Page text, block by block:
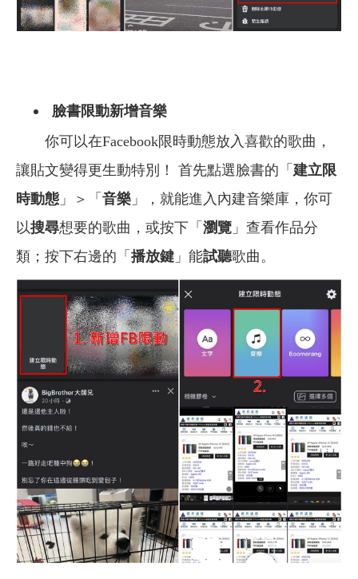
臉書限動新增音樂
你可以在Facebook限時動態放入喜歡的歌曲，
讓貼文變得更生動特別！
首先點選臉書的「 建立限
時動態 」＞「 音樂 」，就能進入內建音樂庫，你可
以搜尋想要的歌曲，或按下「 瀏覽 」查看作品分
類；按下右邊的「 播放鍵 」能試聽歌曲。